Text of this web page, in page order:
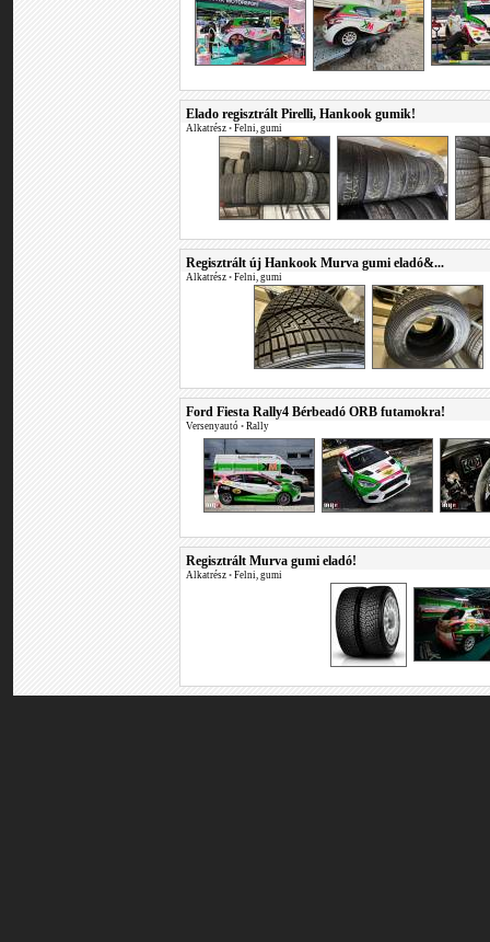
Elado regisztrált Pirelli, Hankook gumik!
Alkatrész • Felni, gumi
Regisztrált új Hankook Murva gumi eladó&...
Alkatrész • Felni, gumi
Ford Fiesta Rally4 Bérbeadó ORB futamokra!
Versenyautó • Rally
Regisztrált Murva gumi eladó!
Alkatrész • Felni, gumi